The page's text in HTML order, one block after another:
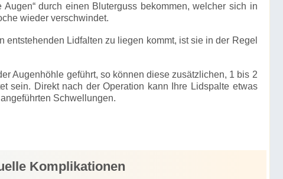
durch einen Bluterguss bekommen, welcher sich in
wieder verschwindet.
entstehenden Lidfalten zu liegen kommt, ist sie in der Regel
Augenhöhle geführt, so können diese zusätzlichen, 1 bis 2
sein. Direkt nach der Operation kann Ihre Lidspalte etwas
Schwellungen.
Komplikationen